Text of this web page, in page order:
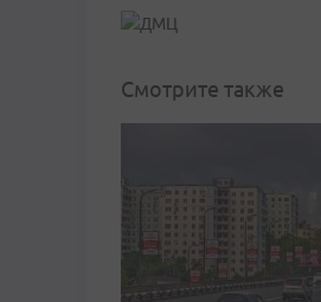
Смотрите также